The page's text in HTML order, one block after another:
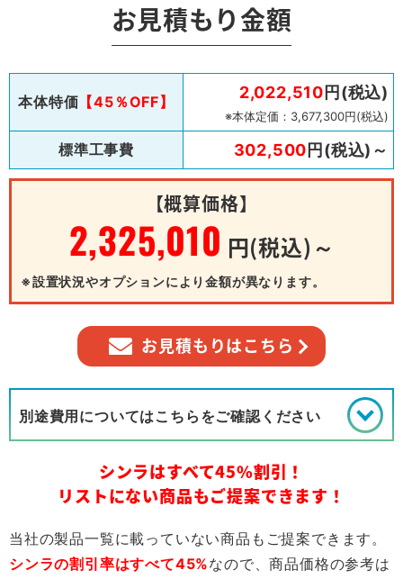
お見積もり金額
本体特価 【45％OFF】 2,022,510 円(税込)
※本体定価：3,677,300円(税込)
標準工事費 302,500 円(税込)～
【概算価格】
2,325,010 円(税込)～
※設置状況やオプションにより金額が異なります。
お見積もりはこちら
別途費用についてはこちらをご確認ください
シンラはすべて45%割引！
リストにない商品もご提案できます！
当社の製品一覧に載っていない商品もご提案できます。
シンラの割引率はすべて45%なので、商品価格の参考は